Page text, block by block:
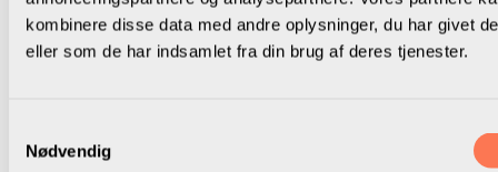
kombinere disse data med andre oplysninger, du har givet
eller som de har indsamlet fra din brug af deres tjenester.
Nødvendig
Er der styringsmekanismer, der skaber barrierer for god
skoleudvikling?
Er der fund fra seneste skolelederundersøgelse om
Når medlemmerne har udvalgt temaer, som de gerne ser